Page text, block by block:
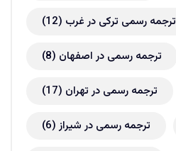
ترجمه رسمی ترکی در غرب (12)
ترجمه رسمی در اصفهان (8)
ترجمه رسمی در تهران (17)
ترجمه رسمی در شیراز(6)